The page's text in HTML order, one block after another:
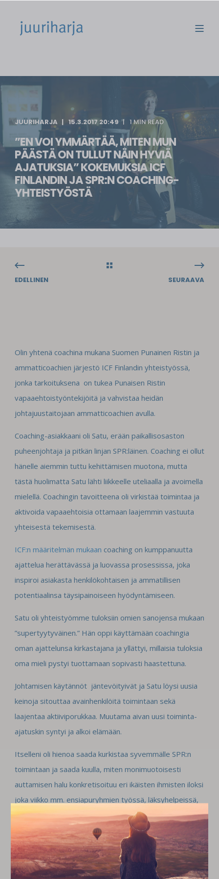
JUURIHARJA 15.3.2017 20:49 1 MIN READ
”EN VOI YMMÄRTÄÄ, MITEN MUN
PÄÄSTÄ ON TULLUT NÄIN HYVIÄ
AJATUKSIA” KOKEMUKSIA ICF
FINLANDIN JA SPR:N COACHING-
YHTEISTYÖSTÄ
EDELLINEN SEURAAVA
Olin yhtenä coachina mukana Suomen Punainen Ristin ja
ammatticoachien järjestö ICF Finlandin yhteistyössä,
jonka tarkoituksena on tukea Punaisen Ristin
vapaaehtoistyöntekijöitä ja vahvistaa heidän
johtajuustaitojaan ammatticoachien avulla.
Coaching-asiakkaani oli Satu, erään paikallisosaston
puheenjohtaja ja pitkän linjan SPR:läinen. Coaching ei ollut
hänelle aiemmin tuttu kehittämisen muotona, mutta
tästä huolimatta Satu lähti liikkeelle uteliaalla ja avoimella
mielellä. Coachingin tavoitteena oli virkistää toimintaa ja
aktivoida vapaaehtoisia ottamaan laajemmin vastuuta
yhteisestä tekemisestä.
ICF:n määritelmän mukaan coaching on kumppanuutta
ajattelua herättävässä ja luovassa prosessissa, joka
inspiroi asiakasta henkilökohtaisen ja ammatillisen
potentiaalinsa täysipainoiseen hyödyntämiseen.
Satu oli yhteistyömme tuloksiin omien sanojensa mukaan
”supertyytyväinen.” Hän oppi käyttämään coachingia
oman ajattelunsa kirkastajana ja yllättyi, millaisia tuloksia
oma mieli pystyi tuottamaan sopivasti haastettuna.
Johtamisen käytännöt jäntevöityivät ja Satu löysi uusia
keinoja sitouttaa avainhenkilöitä toimintaan sekä
laajentaa aktiiviporukkaa. Muutama aivan uusi toiminta-
ajatuskin syntyi ja alkoi elämään.
Itselleni oli hienoa saada kurkistaa syvemmälle SPR:n
toimintaan ja saada kuulla, miten monimuotoisesti
auttamisen halu konkretisoituu eri ikäisten ihmisten iloksi
joka viikko mm. ensiapuryhmien työssä, läksyhelpeissä,
vaatekeräyksissä ja vanhusten kerhoissa.
Valoisaa kevättä kaikille – ja erityisesti SPR:n upeille
vapaaehtoisille - toivottaen,
Rea